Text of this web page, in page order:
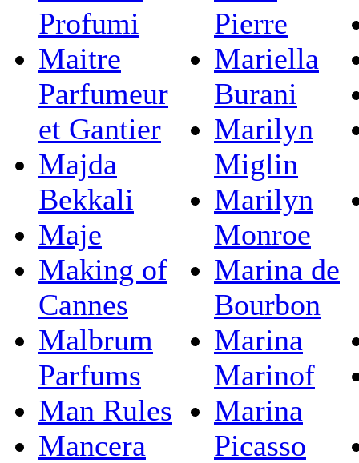
Profumi
Maitre
Parfumeur
et Gantier
Majda
Bekkali
Maje
Making of
Cannes
Malbrum
Parfums
Man Rules
Mancera
Pierre
Mariella
Burani
Marilyn
Miglin
Marilyn
Monroe
Marina de
Bourbon
Marina
Marinof
Marina
Picasso